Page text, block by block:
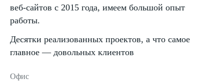
веб-сайтов с 2015 года, имеем большой опыт
работы.
Десятки реализованных проектов, а что самое
главное — довольных клиентов
Офис